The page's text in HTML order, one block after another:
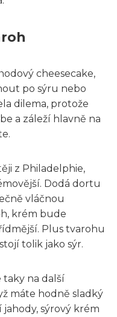
cheesecake,
po sýru nebo
dilema, protože
a záleží hlavně na
z Philadelphie,
Dodá dortu
vláčnou
krém bude
Plus tvarohu
tolik jako sýr.
taky na další
máte hodně sladký
jahody, sýrový krém